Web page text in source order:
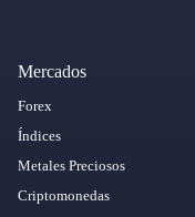
Mercados
Forex
Índices
Metales Preciosos
Criptomonedas